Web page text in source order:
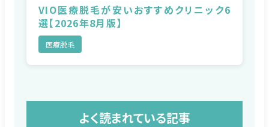
VIO医療脱毛が安いおすすめクリニック6
選【2026年8月版】
医療脱毛
よく読まれている記事